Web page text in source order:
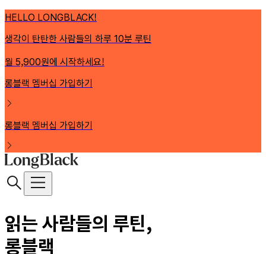
HELLO LONGBLACK!
생각이 탄탄한 사람들의 하루 10분 루틴
월 5,900원에 시작하세요!
롱블랙 멤버십 가입하기
롱블랙 멤버십 가입하기
읽는 사람들의 루틴,
롱블랙